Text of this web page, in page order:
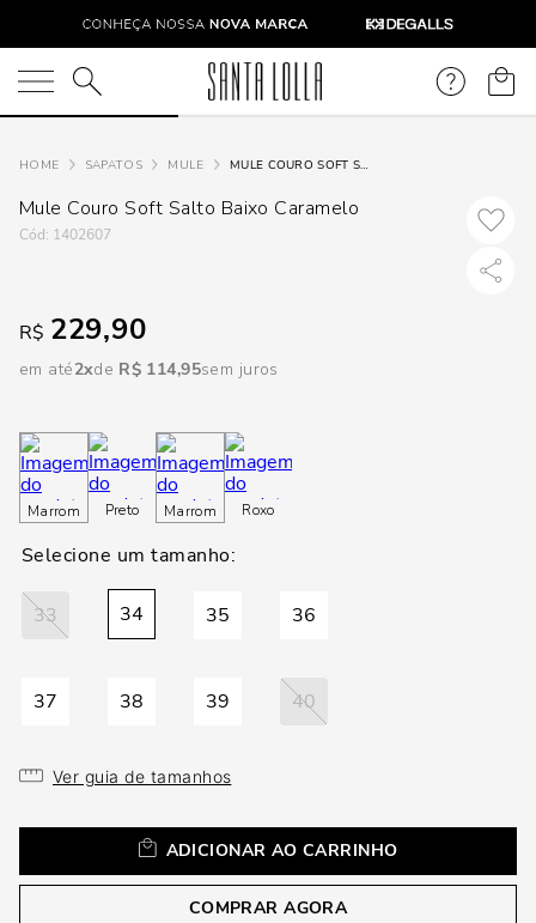
O que você está procurando?
SAPATOS MULE MULE COURO SOFT SALTO BAIXO CARAMELO
Mule Couro Soft Salto Baixo Caramelo
: 1402607
R$ 229,90
em até2 R$ 114,95sem juros
Marrom Preto Marrom Roxo
33 34 35 36
37 38 39 40
Ver guia de tamanhos
ADICIONAR AO CARRINHO
COMPRAR AGORA